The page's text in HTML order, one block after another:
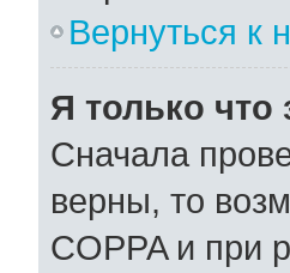
Вернуться к
Я только что
Сначала
верны, то
COPPA и при